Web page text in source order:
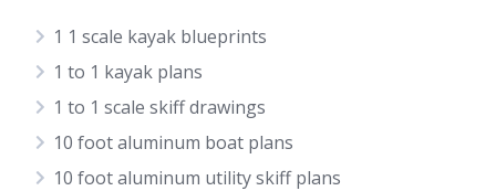
1 1 scale kayak blueprints
1 to 1 kayak plans
1 to 1 scale skiff drawings
10 foot aluminum boat plans
10 foot aluminum utility skiff plans